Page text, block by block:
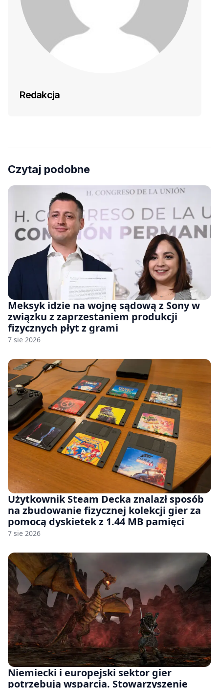
Redakcja
Czytaj podobne
Meksyk idzie na wojnę sądową z Sony w
związku z zaprzestaniem produkcji
fizycznych płyt z grami
7 sie 2026
Użytkownik Steam Decka znalazł sposób
na zbudowanie fizycznej kolekcji gier za
pomocą dyskietek z 1.44 MB pamięci
7 sie 2026
Niemiecki i europejski sektor gier
potrzebują wsparcia. Stowarzyszenie